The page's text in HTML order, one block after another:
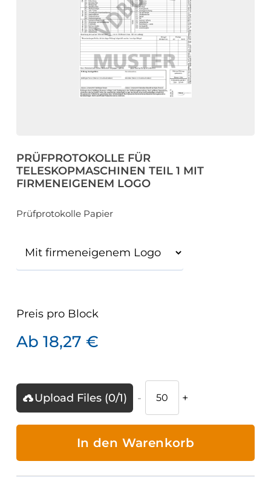
PRÜFPROTOKOLLE FÜR
TELESKOPMASCHINEN TEIL 1 MIT
FIRMENEIGENEM LOGO
Prüfprotokolle Papier
Preis pro Block
Ab 18,27 €
Upload Files (0/1)
Prüfprotokolle
Teleskopmaschinen
Teil
mit
In den Warenkorb